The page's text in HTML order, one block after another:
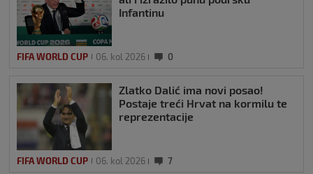
Infantinu
FIFA WORLD CUP 06. kol 2026 0
Zlatko Dalić ima novi posao!
Postaje treći Hrvat na kormilu te
reprezentacije
FIFA WORLD CUP 06. kol 2026 7